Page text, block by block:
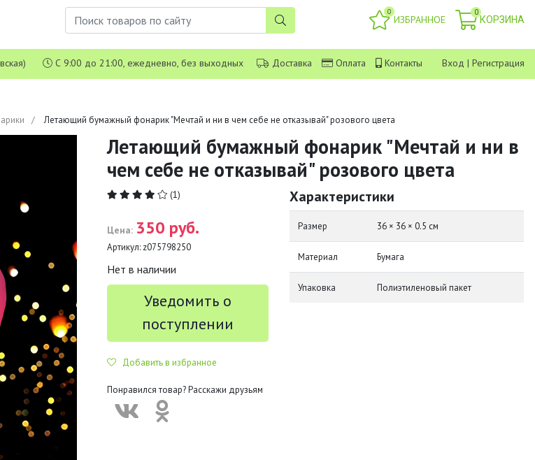
0
ИЗБРАННОЕ
0
КОРЗИНА
С 9:00 до 21:00, ежедневно, без выходных Доставка Оплата Контакты Вход | Регистрация
Летающий бумажный фонарик "Мечтай и ни в чем себе не отказывай" розового цвета
Летающий бумажный фонарик "Мечтай и ни в
чем себе не отказывай" розового цвета
(1)
Цена: 350 руб.
Артикул: z075798250
Нет в наличии
Уведомить о
поступлении
Добавить в избранное
Понравился товар? Расскажи друзьям
Характеристики
Размер 36 × 36 × 0.5 см
Материал Бумага
Упаковка Полиэтиленовый пакет